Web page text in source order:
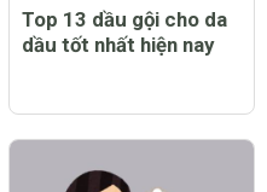
Top 13 dầu gội cho da
dầu tốt nhất hiện nay